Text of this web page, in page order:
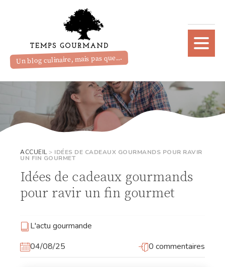
Un blog culinaire, mais pas que...
ACCUEIL> IDÉES DE CADEAUX GOURMANDS POUR RAVIR
UN FIN GOURMET
Idées de cadeaux gourmands
pour ravir un fin gourmet
L'actu gourmande
04/08/25
0 commentaires